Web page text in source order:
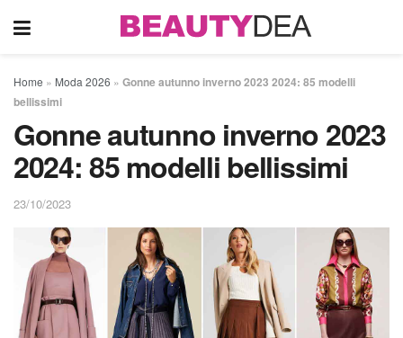
Home » Moda 2026 » Gonne autunno inverno 2023 2024: 85 modelli
bellissimi
Gonne autunno inverno 2023
2024: 85 modelli bellissimi
23/10/2023